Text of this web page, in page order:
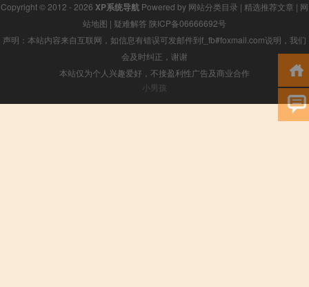
Copyright © 2012 - 2026 XP系统导航 Powered by 网站分类目录 | 精选推荐文章 | 网
站地图 | 疑难解答 陕ICP备06666692号
声明：本站内容来自互联网，如信息有错误可发邮件到f_fb#foxmail.com说明，我们
会及时纠正，谢谢
本站仅为个人兴趣爱好，不接盈利性广告及商业合作
小男孩